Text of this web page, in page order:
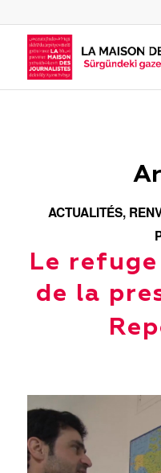
ACTUALITÉS,
Le
de la